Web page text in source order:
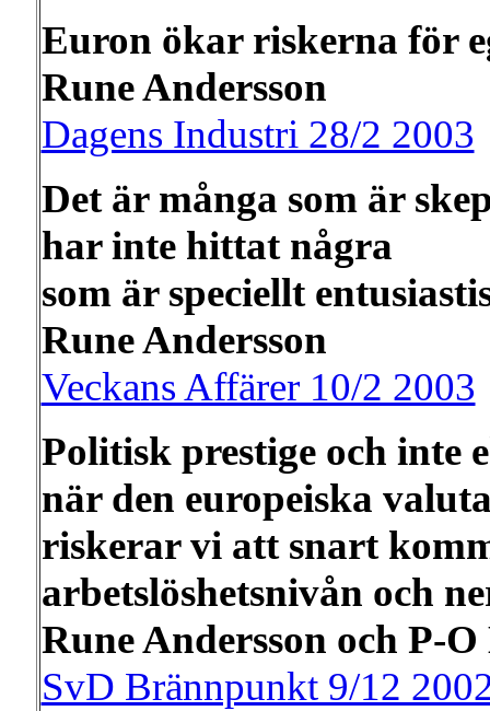
Euron ökar riskerna för
Rune Andersson
Dagens Industri 28/2 2003
Det är många som är
har inte hittat några
som är speciellt
Rune Andersson
Veckans Affärer 10/2 2003
Politisk prestige och inte
när den europeiska
riskerar vi att snart
arbetslöshetsnivån och
Rune Andersson och P-
SvD Brännpunkt 9/12